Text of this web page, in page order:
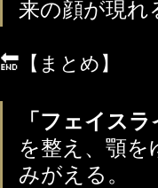
来の顔が現れ
🔚【まとめ】
「フェイス
を整え、顎を
みがえる。